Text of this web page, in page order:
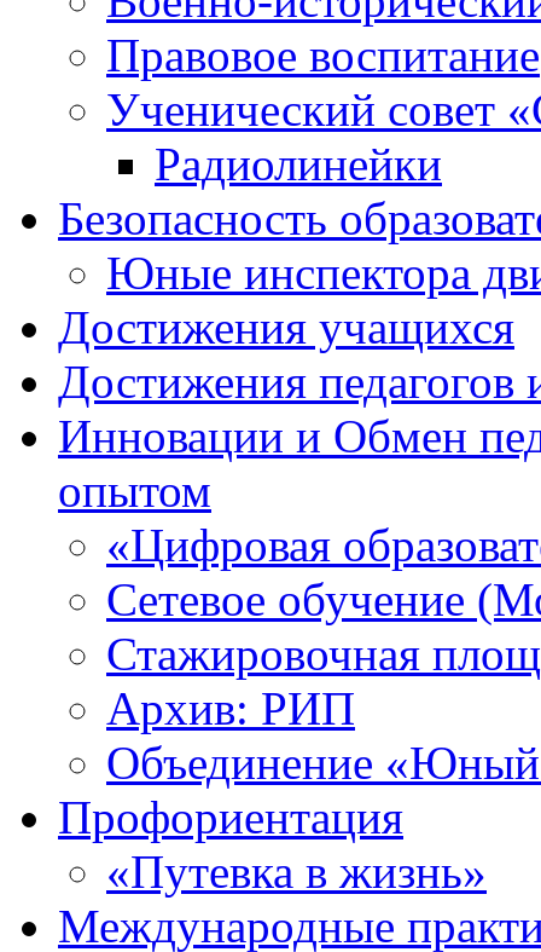
Правовое воспитание
Ученический совет
Радиолинейки
Безопасность
Юные инспектора
Достижения учащихся
Достижения
Инновации и Обмен
опытом
«Цифровая
Сетевое обучение
Стажировочная
Архив: РИП
Объединение «Юный
Профориентация
«Путевка в жизнь»
Международные